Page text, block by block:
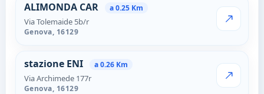
ALIMONDA CAR a 0.25 Km
Via Tolemaide 5b/r
Genova, 16129
VER
stazione ENI a 0.26 Km
Via Archimede 177r
Genova, 16129
VER